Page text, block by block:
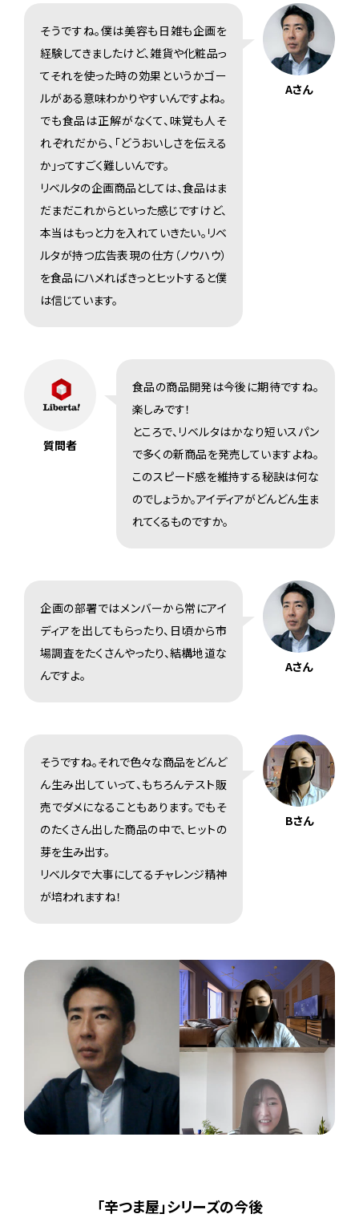
Aさん
そうですね。僕は美容も日雑も企画を
経験してきましたけど、雑貨や化粧品っ
てそれを使った時の効果というかゴー
ルがある意味わかりやすいんですよね。
でも食品は正解がなくて、味覚も人そ
れぞれだから、「どうおいしさを伝える
か」ってすごく難しいんです。
リベルタの企画商品としては、食品はま
だまだこれからといった感じですけど、
本当はもっと力を入れていきたい。リベ
ルタが持つ広告表現の仕方（ノウハウ）
を食品にハメればきっとヒットすると僕
は信じています。
質問者
食品の商品開発は今後に期待ですね。
楽しみです！
ところで、リベルタはかなり短いスパン
で多くの新商品を発売していますよね。
このスピード感を維持する秘訣は何な
のでしょうか。アイディアがどんどん生ま
れてくるものですか。
Aさん
企画の部署ではメンバーから常にアイ
ディアを出してもらったり、日頃から市
場調査をたくさんやったり、結構地道な
んですよ。
Bさん
そうですね。それで色々な商品をどんど
ん生み出していって、もちろんテスト販
売でダメになることもあります。でもそ
のたくさん出した商品の中で、ヒットの
芽を生み出す。
リベルタで大事にしてるチャレンジ精神
が培われますね！
「辛つま屋」シリーズの今後